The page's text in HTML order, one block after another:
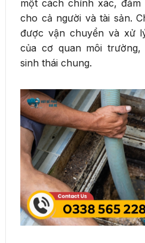
một cách chính xác,
cho cả người và tài sản.
được vận chuyển và xử
của cơ quan môi
sinh thái chung.